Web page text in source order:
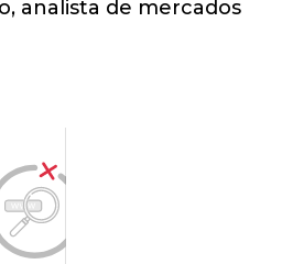
analista de mercados